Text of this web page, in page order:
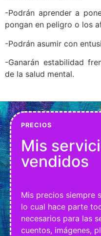
-Podrán aprender a
pongan en peligro o los
-Podrán asumir con
-Ganarán estabilidad
de la salud mental.
PRECIOS
Mis
vendidos
Mis precios siempre
lo cual hace parte
necesarios para las
cuentos, imágenes,